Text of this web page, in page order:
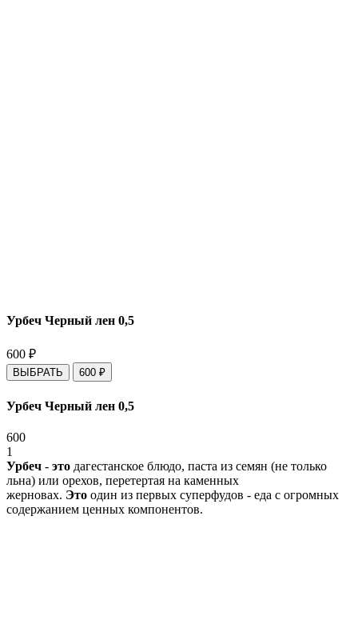
Урбеч Черный лен 0,5
600 ₽
ВЫБРАТЬ 600 ₽
Урбеч Черный лен 0,5
600
1
Урбеч - это дагестанское блюдо, паста из семян (не только
льна) или орехов, перетертая на каменных
жерновах. Это один из первых суперфудов - еда с огромных
содержанием ценных компонентов.